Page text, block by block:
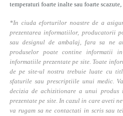
temperaturi foarte inalte sau foarte
*In ciuda eforturilor noastre de a
prezentarea informatiilor, producatorii
sau designul de ambalaj, fara sa ne
produselor poate contine informatii
informatiile prezentate pe site. Toate
de pe site-ul nostru trebuie luate cu
sfaturile sau prescriptiile unui medic.
decizia de achizitionare a unui produs
prezentate pe site. In cazul in care aveti
va rugam sa ne contactati in scris sau